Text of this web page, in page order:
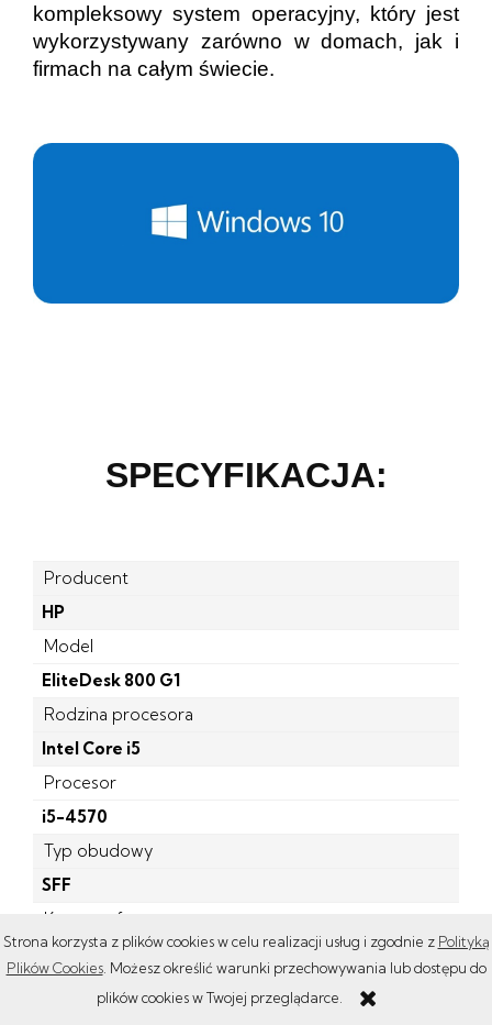
Strona korzysta z plików cookies w celu realizacji usług i zgodnie z Polityką
Plików Cookies. Możesz określić warunki przechowywania lub dostępu do
plików cookies w Twojej przeglądarce.
kompleksowy system operacyjny, który jest
wykorzystywany zarówno w domach, jak i
firmach na całym świecie.
SPECYFIKACJA:
Producent
HP
Model
EliteDesk 800 G1
Rodzina procesora
Intel Core i5
Procesor
i5-4570
Typ obudowy
SFF
Karta graficzna
zintegrowana